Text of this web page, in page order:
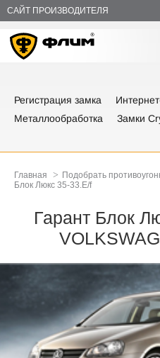
САЙТ ПРОИЗВОДИТЕЛЯ
Регистрация замка
Металлообработка
Замки
Главная > Подобрать
Блок Люкс 35-33.E/f
Гарант Блок